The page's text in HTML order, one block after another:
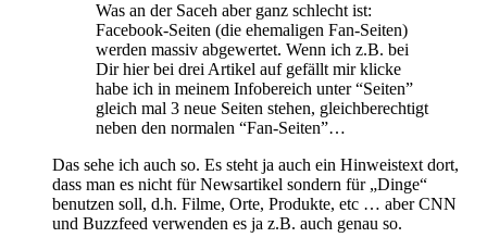
Was an der Saceh aber ganz schlecht ist:
Facebook-Seiten (die ehemaligen Fan-Seiten)
werden massiv abgewertet. Wenn ich z.B. bei
Dir hier bei drei Artikel auf gefällt mir klicke
habe ich in meinem Infobereich unter “Seiten”
gleich mal 3 neue Seiten stehen, gleichberechtigt
neben den normalen “Fan-Seiten”…
Das sehe ich auch so. Es steht ja auch ein Hinweistext dort,
dass man es nicht für Newsartikel sondern für „Dinge“
benutzen soll, d.h. Filme, Orte, Produkte, etc … aber CNN
und Buzzfeed verwenden es ja z.B. auch genau so.